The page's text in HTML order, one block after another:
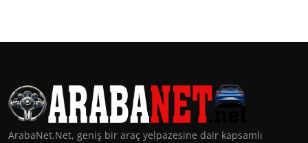
ArabaNet.Net, geniş bir araç yelpazesine dair kapsamlı